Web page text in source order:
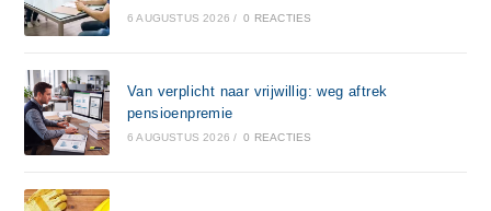
6 AUGUSTUS 2026 / 0 REACTIES
Van verplicht naar vrijwillig: weg aftrek
pensioenpremie
6 AUGUSTUS 2026 / 0 REACTIES